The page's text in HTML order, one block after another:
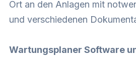
Ort an den Anlagen mit
und verschiedenen
Wartungsplaner Software